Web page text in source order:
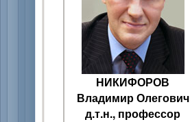
НИКИФОРОВ
Владимир Олегович
д.т.н., профессор